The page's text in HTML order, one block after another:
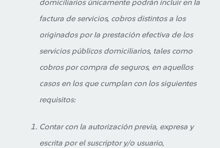
domiciliarios únicamente podrán incluir en Ia
factura de servicios, cobros distintos a los
originados por Ia prestación efectiva de los
servicios públicos domiciliarios, tales como
cobros por compra de seguros, en aquellos
casos en los que cumplan con los siguientes
requisitos:
Contar con la autorización previa, expresa y
escrita por el suscriptor y/o usuario,